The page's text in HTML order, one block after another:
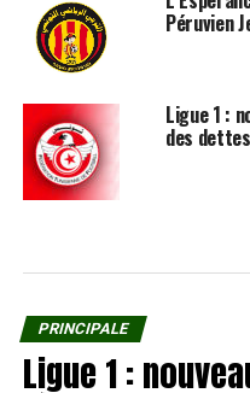
Péruvien
Ligue 1 :
des
PRINCIPALE
Ligue 1 :